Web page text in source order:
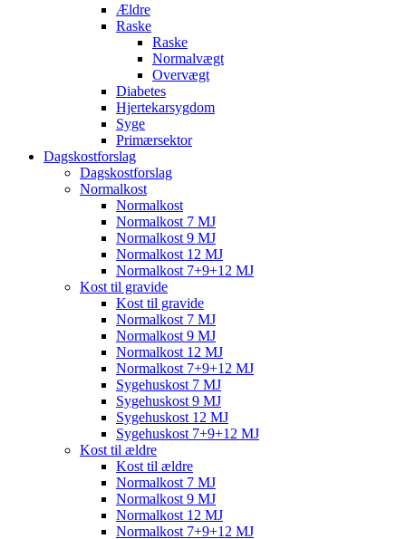
Ældre
Raske
Raske
Normalvægt
Overvægt
Diabetes
Hjertekarsygdom
Syge
Primærsektor
Dagskostforslag
Dagskostforslag
Normalkost
Normalkost
Normalkost 7 MJ
Normalkost 9 MJ
Normalkost 12 MJ
Normalkost 7+9+12 MJ
Kost til gravide
Kost til gravide
Normalkost 7 MJ
Normalkost 9 MJ
Normalkost 12 MJ
Normalkost 7+9+12 MJ
Sygehuskost 7 MJ
Sygehuskost 9 MJ
Sygehuskost 12 MJ
Sygehuskost 7+9+12 MJ
Kost til ældre
Kost til ældre
Normalkost 7 MJ
Normalkost 9 MJ
Normalkost 12 MJ
Normalkost 7+9+12 MJ